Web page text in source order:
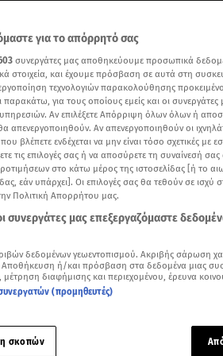
Δείτε περισσότερα άρθρα μας στα
ο Γιάννης Μπέζος στοMega Καλημέρα
το σχόλιό του για όσα τον
για το απόρρητό σας
συνεργάτες μας αποθηκεύουμε προσωπικά
στοιχεία, και έχουμε πρόσβαση σε αυτά στη
τεχνολογιών παρακολούθησης
παρακάτω, για τους οποίους εμείς και οι
Αν επιλέξετε Απόρριψη όλων όλων ή
απενεργοποιηθούν. Αν απενεργοποιηθούν οι
βλέπετε ενδέχεται να μην είναι τόσο σχετικές
τις επιλογές σας ή να αποσύρετε τη συναίνεσή
στο κάτω μέρος της ιστοσελίδας [ή το
εάν υπάρχει]. Οι επιλογές σας θα τεθούν σε ισχύ
Πολιτική Απορρήτου μας.
συνεργάτες μας επεξεργαζόμαστε
δεδομένων γεωεντοπισμού. Ακριβής σάρωση
Αποθήκευση ή/και πρόσβαση στα δεδομένα μιας
μέτρηση διαφήμισης και περιεχομένου, έρευνα
(προμηθευτές)
σκοπών